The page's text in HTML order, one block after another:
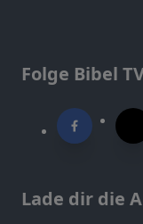
Folge Bibel
Lade dir die